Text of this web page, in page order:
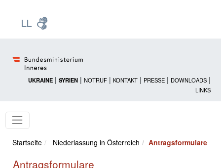
UKRAINE | SYRIEN | NOTRUF | KONTAKT | PRESSE | DOWNLOADS |
LINKS
Startseite Niederlassung in Österreich Antragsformulare
Antragsformulare